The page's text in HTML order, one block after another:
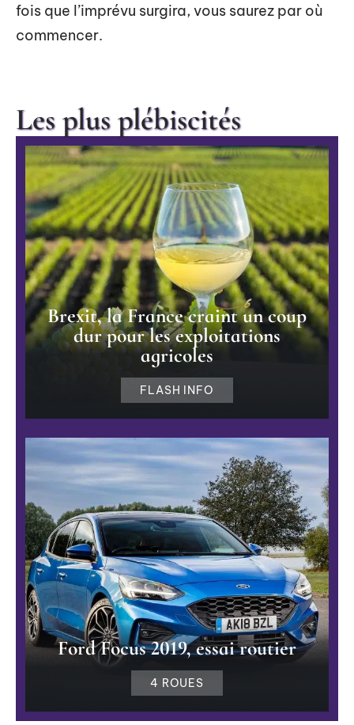
fois que l’imprévu surgira, vous saurez par où
commencer.
Les plus plébiscités
Brexit, la France craint un coup
dur pour les exploitations
agricoles
FLASH INFO
Ford Focus 2019, essai routier
4 ROUES